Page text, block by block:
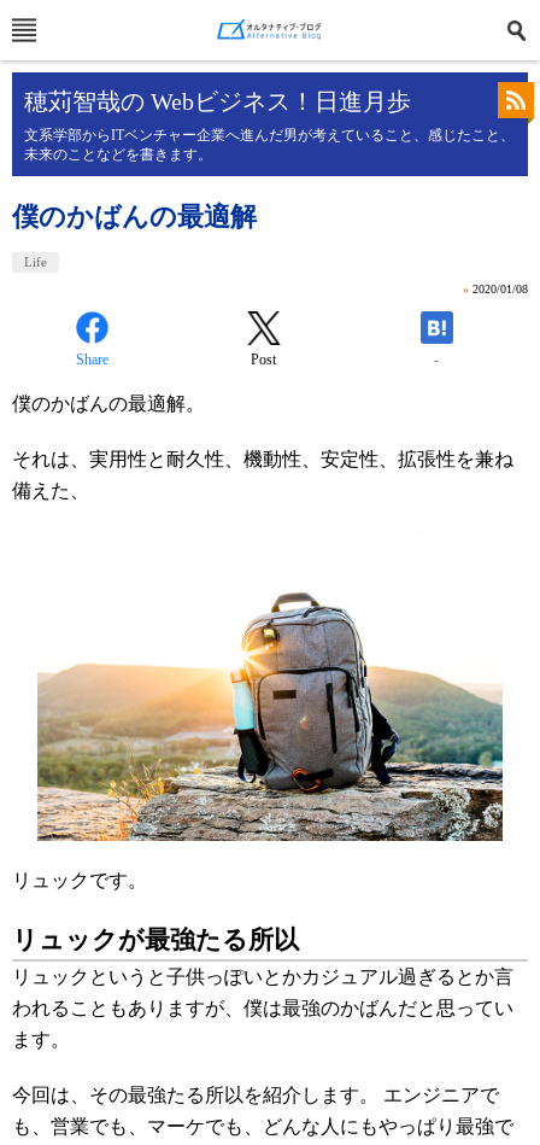
穂苅智哉の Webビジネス！日進月歩
文系学部からITベンチャー企業へ進んだ男が考えていること、感じたこと、
未来のことなどを書きます。
僕のかばんの最適解
Life
» 2020/01/08
Share Post -
僕のかばんの最適解。
それは、実用性と耐久性、機動性、安定性、拡張性を兼ね
備えた、
リュックです。
リュックが最強たる所以
リュックというと子供っぽいとかカジュアル過ぎるとか言
われることもありますが、僕は最強のかばんだと思ってい
ます。
今回は、その最強たる所以を紹介します。 エンジニアで
も、営業でも、マーケでも、どんな人にもやっぱり最強で